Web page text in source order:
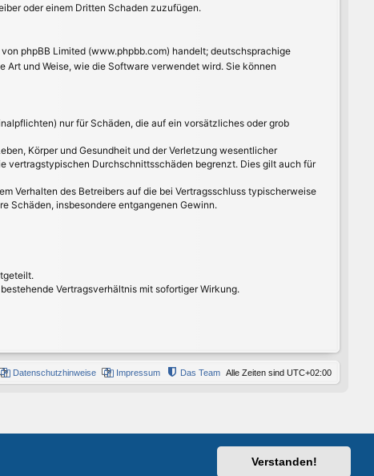
Verstanden!
oder einem Dritten Schaden zuzufügen.
phpBB Limited (www.phpbb.com) handelt; deutschsprachige
und Weise, wie die Software verwendet wird. Sie können
nur für Schäden, die auf ein vorsätzliches oder grob
Körper und Gesundheit und der Verletzung wesentlicher
vertragstypischen Durchschnittsschäden begrenzt. Dies gilt auch für
Verhalten des Betreibers auf die bei Vertragsschluss typischerweise
Schäden, insbesondere entgangenen Gewinn.
Vertragsverhältnis mit sofortiger Wirkung.
Alle Zeiten sind UTC+02:00
Das Team
Impressum
Datenschutzhinweise